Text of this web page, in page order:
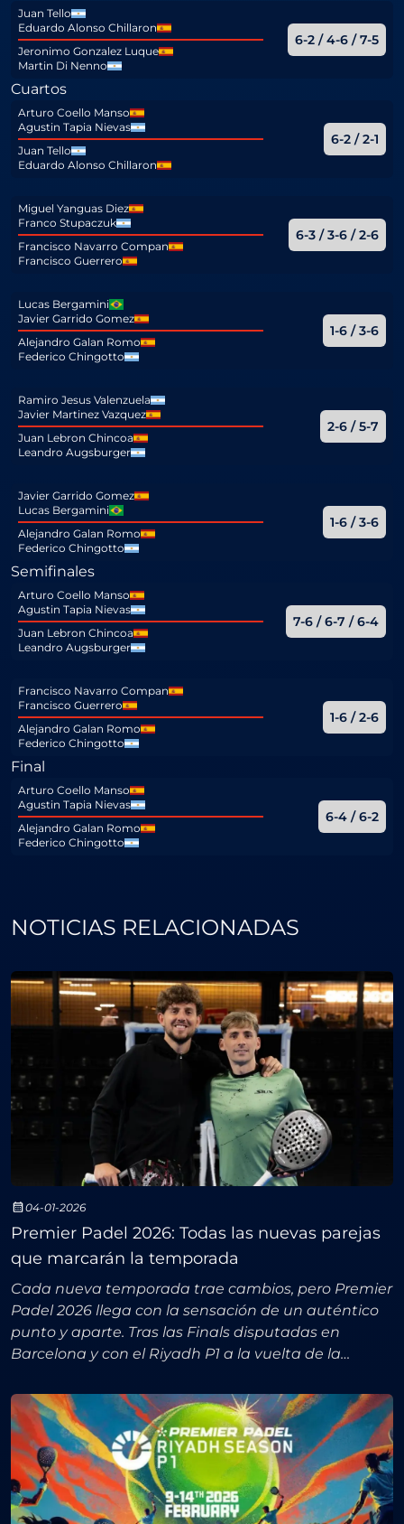
Juan Tello
Eduardo Alonso Chillaron
Jeronimo Gonzalez Luque
Martin Di Nenno
6-2 / 4-6 / 7-5
Cuartos
Arturo Coello Manso
Agustin Tapia Nievas
Juan Tello
Eduardo Alonso Chillaron
6-2 / 2-1
Miguel Yanguas Diez
Franco Stupaczuk
Francisco Navarro Compan
Francisco Guerrero
6-3 / 3-6 / 2-6
Lucas Bergamini
Javier Garrido Gomez
Alejandro Galan Romo
Federico Chingotto
1-6 / 3-6
Ramiro Jesus Valenzuela
Javier Martinez Vazquez
Juan Lebron Chincoa
Leandro Augsburger
2-6 / 5-7
Javier Garrido Gomez
Lucas Bergamini
Alejandro Galan Romo
Federico Chingotto
1-6 / 3-6
Semifinales
Arturo Coello Manso
Agustin Tapia Nievas
Juan Lebron Chincoa
Leandro Augsburger
7-6 / 6-7 / 6-4
Francisco Navarro Compan
Francisco Guerrero
Alejandro Galan Romo
Federico Chingotto
1-6 / 2-6
Final
Arturo Coello Manso
Agustin Tapia Nievas
Alejandro Galan Romo
Federico Chingotto
6-4 / 6-2
NOTICIAS RELACIONADAS
04-01-2026
Premier Padel 2026: Todas las nuevas parejas
que marcarán la temporada
Cada nueva temporada trae cambios, pero Premier
Padel 2026 llega con la sensación de un auténtico
punto y aparte. Tras las Finals disputadas en
Barcelona y con el Riyadh P1 a la vuelta de la
profesiona